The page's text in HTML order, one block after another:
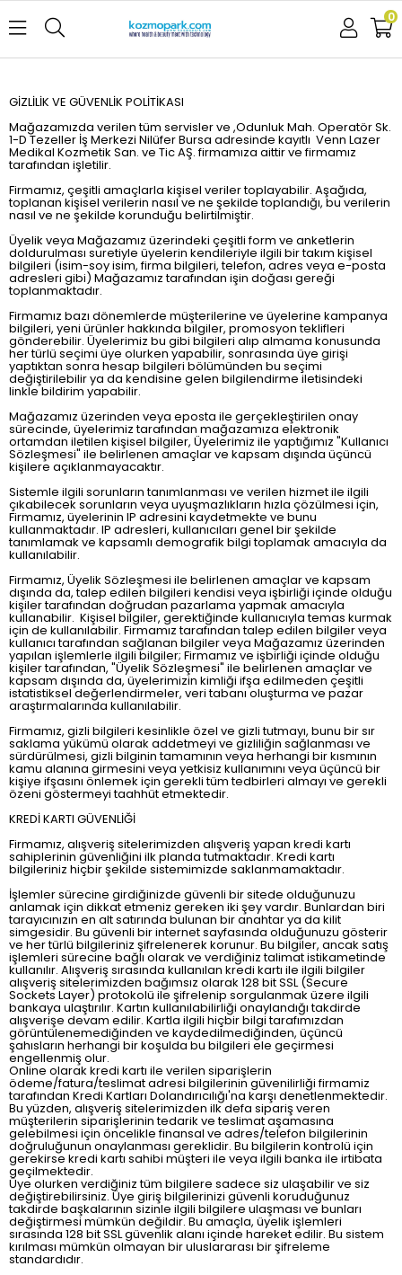
0
GİZLİLİK VE GÜVENLİK POLİTİKASI
Mağazamızda verilen tüm servisler ve ,Odunluk Mah. Operatör Sk.
1-D Tezeller İş Merkezi Nilüfer Bursa adresinde kayıtlı Venn Lazer
Medikal Kozmetik San. ve Tic AŞ. firmamıza aittir ve firmamız
tarafından işletilir.
Firmamız, çeşitli amaçlarla kişisel veriler toplayabilir. Aşağıda,
toplanan kişisel verilerin nasıl ve ne şekilde toplandığı, bu verilerin
nasıl ve ne şekilde korunduğu belirtilmiştir.
Üyelik veya Mağazamız üzerindeki çeşitli form ve anketlerin
doldurulması suretiyle üyelerin kendileriyle ilgili bir takım kişisel
bilgileri (isim-soy isim, firma bilgileri, telefon, adres veya e-posta
adresleri gibi) Mağazamız tarafından işin doğası gereği
toplanmaktadır.
Firmamız bazı dönemlerde müşterilerine ve üyelerine kampanya
bilgileri, yeni ürünler hakkında bilgiler, promosyon teklifleri
gönderebilir. Üyelerimiz bu gibi bilgileri alıp almama konusunda
her türlü seçimi üye olurken yapabilir, sonrasında üye girişi
yaptıktan sonra hesap bilgileri bölümünden bu seçimi
değiştirilebilir ya da kendisine gelen bilgilendirme iletisindeki
linkle bildirim yapabilir.
Mağazamız üzerinden veya eposta ile gerçekleştirilen onay
sürecinde, üyelerimiz tarafından mağazamıza elektronik
ortamdan iletilen kişisel bilgiler, Üyelerimiz ile yaptığımız "Kullanıcı
Sözleşmesi" ile belirlenen amaçlar ve kapsam dışında üçüncü
kişilere açıklanmayacaktır.
Sistemle ilgili sorunların tanımlanması ve verilen hizmet ile ilgili
çıkabilecek sorunların veya uyuşmazlıkların hızla çözülmesi için,
Firmamız, üyelerinin IP adresini kaydetmekte ve bunu
kullanmaktadır. IP adresleri, kullanıcıları genel bir şekilde
tanımlamak ve kapsamlı demografik bilgi toplamak amacıyla da
kullanılabilir.
Firmamız, Üyelik Sözleşmesi ile belirlenen amaçlar ve kapsam
dışında da, talep edilen bilgileri kendisi veya işbirliği içinde olduğu
kişiler tarafından doğrudan pazarlama yapmak amacıyla
kullanabilir. Kişisel bilgiler, gerektiğinde kullanıcıyla temas kurmak
için de kullanılabilir. Firmamız tarafından talep edilen bilgiler veya
kullanıcı tarafından sağlanan bilgiler veya Mağazamız üzerinden
yapılan işlemlerle ilgili bilgiler; Firmamız ve işbirliği içinde olduğu
kişiler tarafından, "Üyelik Sözleşmesi" ile belirlenen amaçlar ve
kapsam dışında da, üyelerimizin kimliği ifşa edilmeden çeşitli
istatistiksel değerlendirmeler, veri tabanı oluşturma ve pazar
araştırmalarında kullanılabilir.
Firmamız, gizli bilgileri kesinlikle özel ve gizli tutmayı, bunu bir sır
saklama yükümü olarak addetmeyi ve gizliliğin sağlanması ve
sürdürülmesi, gizli bilginin tamamının veya herhangi bir kısmının
kamu alanına girmesini veya yetkisiz kullanımını veya üçüncü bir
kişiye ifşasını önlemek için gerekli tüm tedbirleri almayı ve gerekli
özeni göstermeyi taahhüt etmektedir.
KREDİ KARTI GÜVENLİĞİ
Firmamız, alışveriş sitelerimizden alışveriş yapan kredi kartı
sahiplerinin güvenliğini ilk planda tutmaktadır. Kredi kartı
bilgileriniz hiçbir şekilde sistemimizde saklanmamaktadır.
İşlemler sürecine girdiğinizde güvenli bir sitede olduğunuzu
anlamak için dikkat etmeniz gereken iki şey vardır. Bunlardan biri
tarayıcınızın en alt satırında bulunan bir anahtar ya da kilit
simgesidir. Bu güvenli bir internet sayfasında olduğunuzu gösterir
ve her türlü bilgileriniz şifrelenerek korunur. Bu bilgiler, ancak satış
işlemleri sürecine bağlı olarak ve verdiğiniz talimat istikametinde
kullanılır. Alışveriş sırasında kullanılan kredi kartı ile ilgili bilgiler
alışveriş sitelerimizden bağımsız olarak 128 bit SSL (Secure
Sockets Layer) protokolü ile şifrelenip sorgulanmak üzere ilgili
bankaya ulaştırılır. Kartın kullanılabilirliği onaylandığı takdirde
alışverişe devam edilir. Kartla ilgili hiçbir bilgi tarafımızdan
görüntülenemediğinden ve kaydedilmediğinden, üçüncü
şahısların herhangi bir koşulda bu bilgileri ele geçirmesi
engellenmiş olur.
Online olarak kredi kartı ile verilen siparişlerin
ödeme/fatura/teslimat adresi bilgilerinin güvenilirliği firmamiz
tarafından Kredi Kartları Dolandırıcılığı'na karşı denetlenmektedir.
Bu yüzden, alışveriş sitelerimizden ilk defa sipariş veren
müşterilerin siparişlerinin tedarik ve teslimat aşamasına
gelebilmesi için öncelikle finansal ve adres/telefon bilgilerinin
doğruluğunun onaylanması gereklidir. Bu bilgilerin kontrolü için
gerekirse kredi kartı sahibi müşteri ile veya ilgili banka ile irtibata
geçilmektedir.
Üye olurken verdiğiniz tüm bilgilere sadece siz ulaşabilir ve siz
değiştirebilirsiniz. Üye giriş bilgilerinizi güvenli koruduğunuz
takdirde başkalarının sizinle ilgili bilgilere ulaşması ve bunları
değiştirmesi mümkün değildir. Bu amaçla, üyelik işlemleri
sırasında 128 bit SSL güvenlik alanı içinde hareket edilir. Bu sistem
kırılması mümkün olmayan bir uluslararası bir şifreleme
standardıdır.